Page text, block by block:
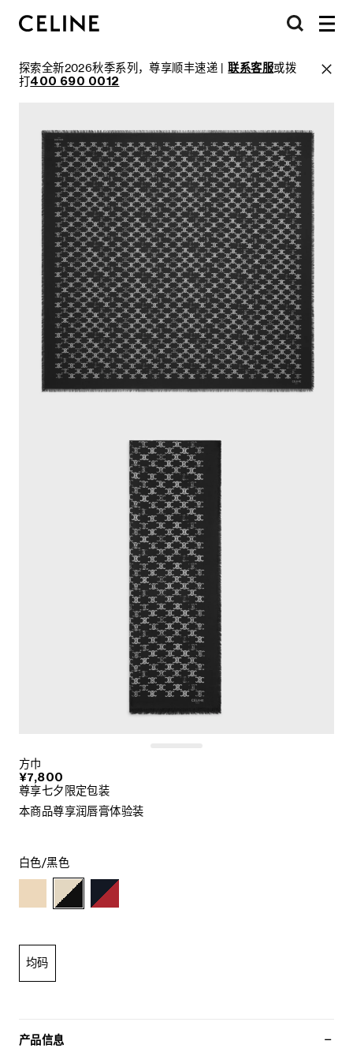
探索全新2026秋季系列，尊享顺丰速递 |联系客服或拨
打400 690 0012
方巾
¥7,800
尊享七夕限定包装
本商品尊享润唇膏体验装
白色/黑色
均码
产品信息